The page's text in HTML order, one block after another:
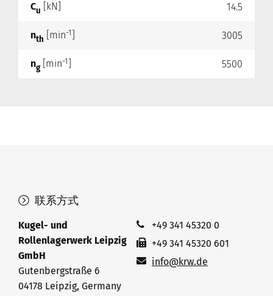
Cu [kN] 14.5
nth [min-1 3005
ng[min-1 5500
联系方式
Kugel- und
Rollenlagerwerk Leipzig
GmbH
Gutenbergstraße 6
04178 Leipzig, Germany
+49 341 45320 0
+49 341 45320 601
info@krw.de